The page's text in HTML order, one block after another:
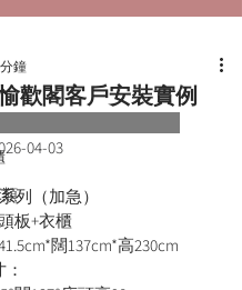
歡閣客戶安裝實例
鐘
04-03
列（加急）
板+衣櫃
闊137cm*高230cm